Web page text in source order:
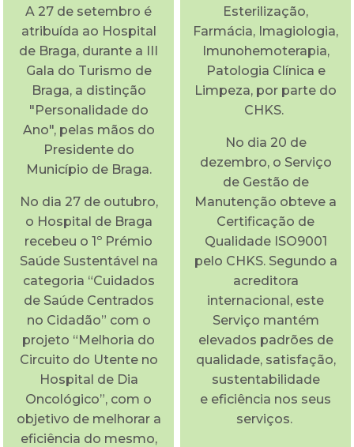
A 27 de setembro é
atribuída ao Hospital
de Braga, durante a III
Gala do Turismo de
Braga, a distinção
"Personalidade do
Ano", pelas mãos do
Presidente do
Município de Braga.
No dia 27 de outubro,
o Hospital de Braga
recebeu o 1º Prémio
Saúde Sustentável na
categoria “Cuidados
de Saúde Centrados
no Cidadão” com o
projeto “Melhoria do
Circuito do Utente no
Hospital de Dia
Oncológico”, com o
objetivo de melhorar a
eficiência do mesmo,
Esterilização,
Farmácia, Imagiologia,
Imunohemoterapia,
Patologia Clínica e
Limpeza, por parte do
CHKS.
No dia 20 de
dezembro, o Serviço
de Gestão de
Manutenção obteve a
Certificação de
Qualidade ISO9001
pelo CHKS. Segundo a
acreditora
internacional, este
Serviço mantém
elevados padrões de
qualidade, satisfação,
sustentabilidade
e eficiência nos seus
serviços.